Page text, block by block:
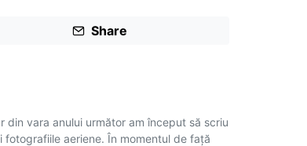
Share
vara anului următor am început să scriu
aeriene. În momentul de față